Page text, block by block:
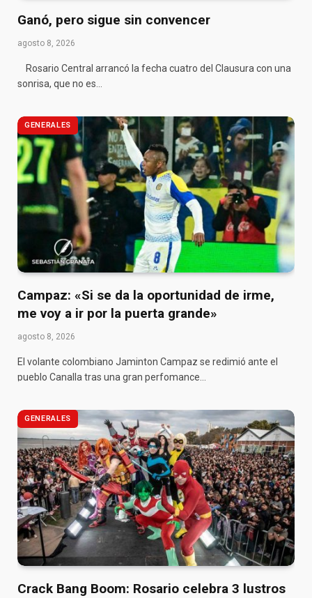
Ganó, pero sigue sin convencer
agosto 8, 2026
Rosario Central arrancó la fecha cuatro del Clausura con una
sonrisa, que no es…
GENERALES
Campaz: «Si se da la oportunidad de irme,
me voy a ir por la puerta grande»
agosto 8, 2026
El volante colombiano Jaminton Campaz se redimió ante el
pueblo Canalla tras una gran perfomance…
GENERALES
Crack Bang Boom: Rosario celebra 3 lustros